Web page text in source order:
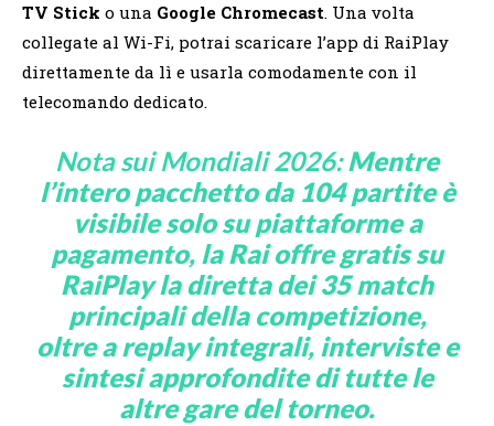
TV Stick o una Google Chromecast. Una volta
collegate al Wi-Fi, potrai scaricare l’app di RaiPlay
direttamente da lì e usarla comodamente con il
telecomando dedicato.
Nota sui Mondiali 2026:Mentre
l’intero pacchetto da 104 partite è
visibile solo su piattaforme a
pagamento, la Rai offre gratis su
RaiPlay la diretta dei 35 match
principali della competizione,
oltre a replay integrali, interviste e
sintesi approfondite di tutte le
altre gare del torneo.